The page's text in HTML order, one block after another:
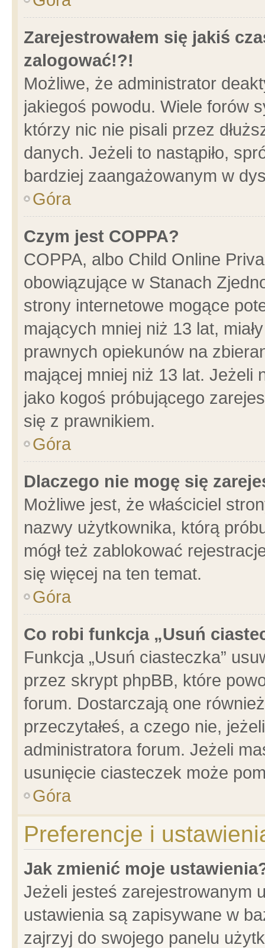
Zarejestrowałem się jakiś
zalogować!?!
Możliwe, że administrator
jakiegoś powodu. Wiele forów
którzy nic nie pisali przez
danych. Jeżeli to nastąpiło,
bardziej zaangażowanym w
Góra
Czym jest COPPA?
COPPA, albo Child Online
obowiązujące w Stanach
strony internetowe mogące
mających mniej niż 13 lat,
prawnych opiekunów na
mającej mniej niż 13 lat. Jeżeli
jako kogoś próbującego
się z prawnikiem.
Góra
Dlaczego nie mogę się
Możliwe jest, że właściciel
nazwy użytkownika, którą
mógł też zablokować
się więcej na ten temat.
Góra
Co robi funkcja „Usuń
Funkcja „Usuń ciasteczka”
przez skrypt phpBB, które
forum. Dostarczają one
przeczytałeś, a czego nie,
administratora forum. Jeżeli
usunięcie ciasteczek może
Góra
Preferencje i
Jak zmienić moje
Jeżeli jesteś zarejestrowanym
ustawienia są zapisywane w
zajrzyj do swojego panelu